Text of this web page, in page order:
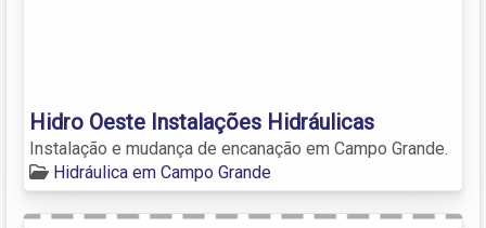
Hidro Oeste Instalações Hidráulicas
Instalação e mudança de encanação em Campo Grande.
Hidráulica em Campo Grande